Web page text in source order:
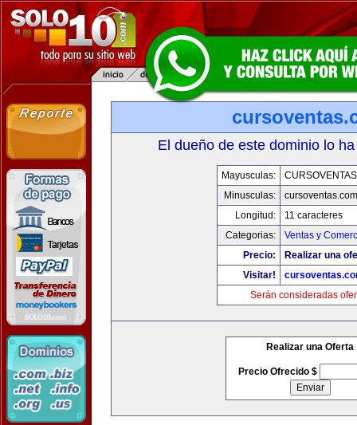
El dueño de este dominio lo
Mayusculas:
Minusculas:
cursoventas.com
Longitud:
11 caracteres
Categorias:
Ventas y
Precio:
Realizar una
Visitar!
Serán consideradas
Realizar una Oferta
Precio Ofrecido $